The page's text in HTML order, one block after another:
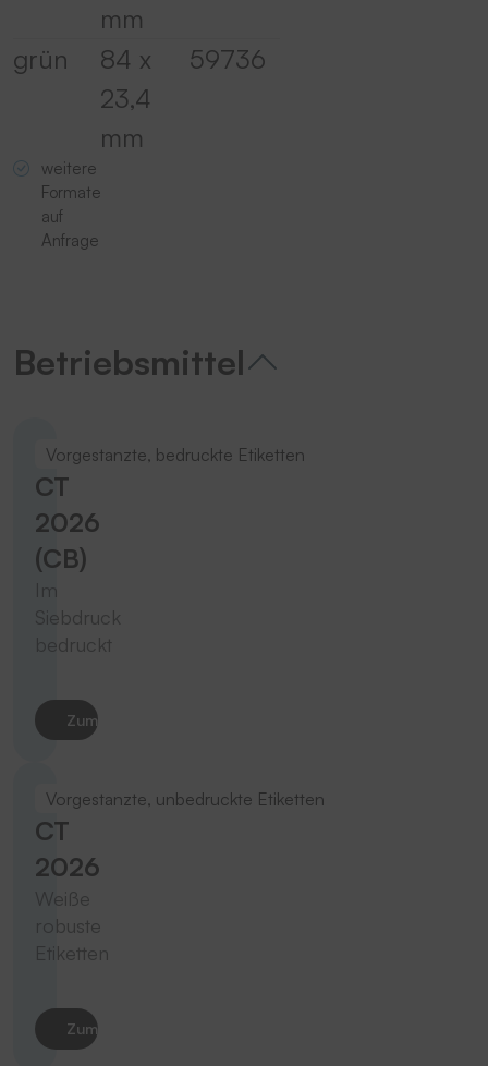
mm
grün
84 x
23,4
mm
59736
weitere
Formate
auf
Anfrage
Betriebsmittel
Vorgestanzte, bedruckte Etiketten
CT
2026
(CB)
Siebdruck
bedruckt
Zum Produkt
Vorgestanzte, unbedruckte Etiketten
CT
2026
Weiße
robuste
Etiketten
Zum Produkt